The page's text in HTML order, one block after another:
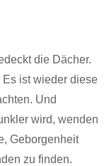
die Dächer.
Es ist wieder diese
Und
wird, wenden
Geborgenheit
zu finden.